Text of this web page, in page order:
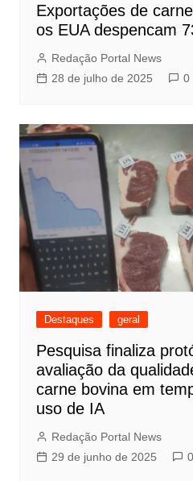
Exportações de
os EUA despencam
Redação Portal News
28 de julho de 2025
0
Destaques geral
Pesquisa finaliza
avaliação da
carne bovina em
uso de IA
Redação Portal News
29 de junho de 2025
0